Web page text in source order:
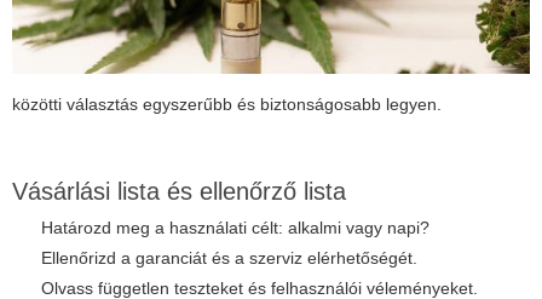
közötti választás egyszerűbb és biztonságosabb legyen.
Vásárlási lista és ellenőrző lista
Határozd meg a használati célt: alkalmi vagy napi?
Ellenőrizd a garanciát és a szerviz elérhetőségét.
Olvass független teszteket és felhasználói véleményeket.